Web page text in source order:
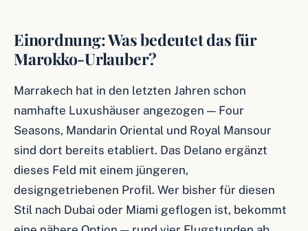
Einordnung: Was bedeutet das für
Marokko-Urlauber?
Marrakech hat in den letzten Jahren schon
namhafte Luxushäuser angezogen — Four
Seasons, Mandarin Oriental und Royal Mansour
sind dort bereits etabliert. Das Delano ergänzt
dieses Feld mit einem jüngeren,
designgetriebenen Profil. Wer bisher für diesen
Stil nach Dubai oder Miami geflogen ist, bekommt